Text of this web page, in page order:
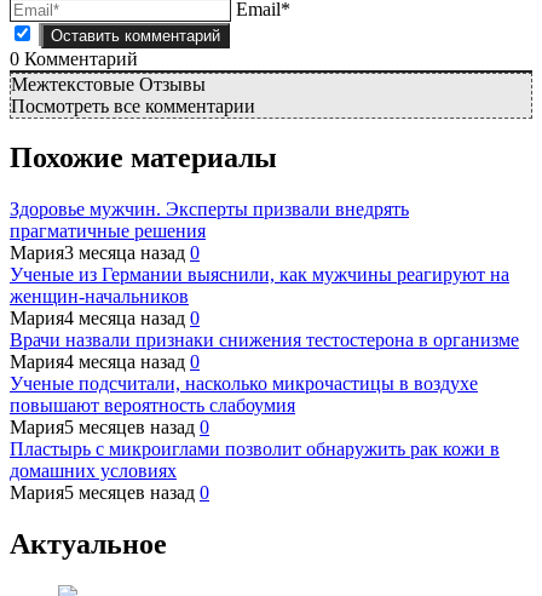
Email*
0 Комментарий
Межтекстовые Отзывы
Посмотреть все комментарии
Похожие материалы
Здоровье мужчин. Эксперты призвали внедрять
прагматичные решения
Мария3 месяца назад 0
Ученые из Германии выяснили, как мужчины реагируют на
женщин-начальников
Мария4 месяца назад 0
Врачи назвали признаки снижения тестостерона в организме
Мария4 месяца назад 0
Ученые подсчитали, насколько микрочастицы в воздухе
повышают вероятность слабоумия
Мария5 месяцев назад 0
Пластырь с микроиглами позволит обнаружить рак кожи в
домашних условиях
Мария5 месяцев назад 0
Актуальное